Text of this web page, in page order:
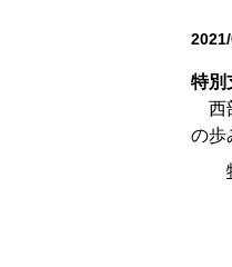
特別
西
の歩